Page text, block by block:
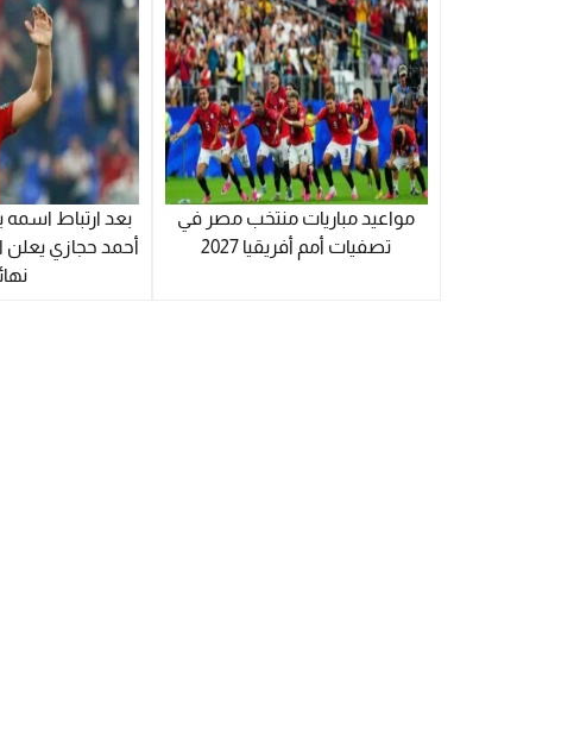
مواعيد مباريات منتخب مصر في
تصفيات أمم أفريقيا 2027
بعد ارتباط اسمه
أحمد حجازي يعلن